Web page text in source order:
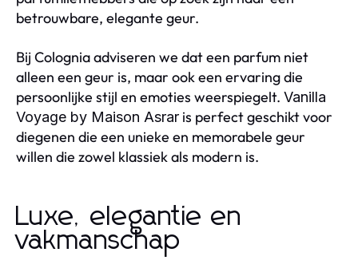
betrouwbare, elegante geur.
Bij Colognia adviseren we dat een parfum niet
alleen een geur is, maar ook een ervaring die
persoonlijke stijl en emoties weerspiegelt. Vanilla
Voyage by Maison Asrar is perfect geschikt voor
diegenen die een unieke en memorabele geur
willen die zowel klassiek als modern is.
Luxe, elegantie en
vakmanschap